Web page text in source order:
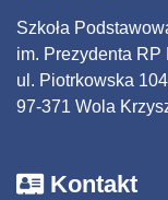
Szkoła
im. Prezydenta
ul. Piotrkowska
97-371 Wola
Kontakt